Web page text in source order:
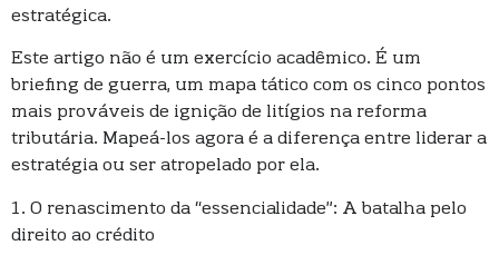
estratégica.
Este artigo não é um exercício acadêmico. É um
briefing de guerra, um mapa tático com os cinco pontos
mais prováveis de ignição de litígios na reforma
tributária. Mapeá-los agora é a diferença entre liderar a
estratégia ou ser atropelado por ela.
1. O renascimento da “essencialidade”: A batalha pelo
direito ao crédito